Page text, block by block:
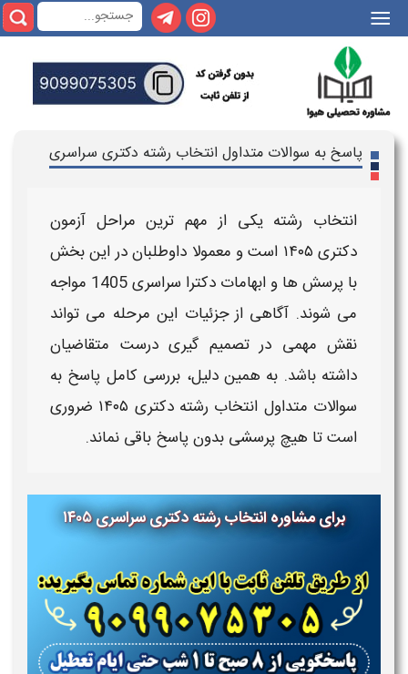
|||
پاسخ به سوالات متداول انتخاب رشته دکتری سراسری
انتخاب رشته یکی از مهم‌ ترین مراحل آزمون
دکتری ۱۴۰۵
است و معمولا داوطلبان در این بخش
با پرسش‌ ها وابهامات دکترا سراسری 1405
مواجه
می‌ شوند. آگاهی از جزئیات این مرحله می‌ تواند
نقش مهمی در تصمیم‌ گیری درست متقاضیان
داشته باشد. به همین دلیل، بررسی کامل پاسخ به
سوالات متداول انتخاب رشته دکتری ۱۴۰۵
ضروری
است تا هیچ پرسشی بدونپاسخ باقی نماند.
برای مشاوره انتخاب رشته دکتری سراسری ۱۴۰۵